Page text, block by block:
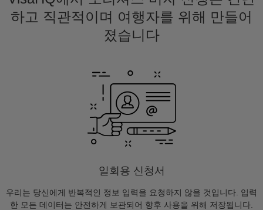
하고 직관적이며 여행자를 위해 만들어
졌습니다
일회용 신청서
우리는 당신에게 반복적인 정보 입력을 요청하지 않을 것입니다. 입력
한 모든 데이터는 안전하게 보관되어 향후 사용을 위해 저장됩니다.